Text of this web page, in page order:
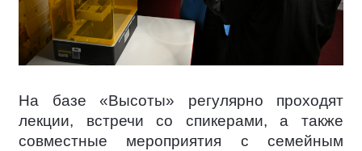
На базе «Высоты» регулярно проходят
лекции, встречи со спикерами, а также
совместные мероприятия с семейным